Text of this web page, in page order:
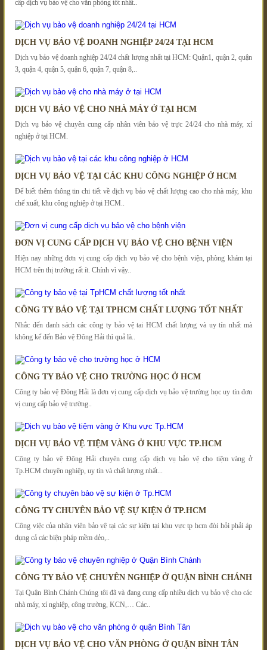
cấp dịch vụ bảo vệ cho văn phòng tốt nhất..
DỊCH VỤ BẢO VỆ DOANH NGHIỆP 24/24 TẠI HCM
Dịch vụ bảo vệ doanh nghiệp 24/24 chất lượng nhất tại HCM: Quận1, quận 2, quận
3, quận 4, quận 5, quận 6, quận 7, quận 8,..
DỊCH VỤ BẢO VỆ CHO NHÀ MÁY Ở TẠI HCM
Dịch vụ bảo vệ chuyên cung cấp nhân viên bảo vệ trực 24/24 cho nhà máy, xí
nghiệp ở tại HCM.
DỊCH VỤ BẢO VỆ TẠI CÁC KHU CÔNG NGHIỆP Ở HCM
Để biết thêm thông tin chi tiết về dịch vụ bảo vệ chất lượng cao cho nhà máy, khu
chế xuất, khu công nghiệp ở tại HCM..
ĐƠN VỊ CUNG CẤP DỊCH VỤ BẢO VỆ CHO BỆNH VIỆN
Hiện nay những đơn vị cung cấp dịch vụ bảo vệ cho bệnh viện, phòng khám tại
HCM trên thị trường rất ít. Chính vì vậy..
CÔNG TY BẢO VỆ TẠI TPHCM CHẤT LƯỢNG TỐT NHẤT
Nhắc đến danh sách các công ty bảo vệ tai HCM chất lượng và uy tín nhất mà
không kể đến Bảo vệ Đông Hải thì quả là..
CÔNG TY BẢO VỆ CHO TRƯỜNG HỌC Ở HCM
Công ty bảo vệ Đông Hải là đơn vị cung cấp dịch vụ bảo vệ trường học uy tín đơn
vị cung cấp bảo vệ trường..
DỊCH VỤ BẢO VỆ TIỆM VÀNG Ở KHU VỰC TP.HCM
Công ty bảo vệ Đông Hải chuyên cung cấp dịch vụ bảo vệ cho tiệm vàng ở
Tp.HCM chuyên nghiệp, uy tín và chất lượng nhất...
CÔNG TY CHUYÊN BẢO VỆ SỰ KIỆN Ở TP.HCM
Công việc của nhân viên bảo vệ tại các sự kiện tại khu vực tp hcm đòi hỏi phải áp
dụng cả các biện pháp mềm dẻo,..
CÔNG TY BẢO VỆ CHUYÊN NGHIỆP Ở QUẬN BÌNH CHÁNH
Tại Quận Bình Chánh Chúng tôi đã và đang cung cấp nhiều dịch vụ bảo vệ cho các
nhà máy, xí nghiệp, công trường, KCN,… Các..
DỊCH VỤ BẢO VỆ CHO VĂN PHÒNG Ở QUẬN BÌNH TÂN